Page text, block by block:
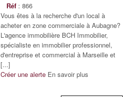
Réf : 866
Vous êtes à la recherche d'un local à
acheter en zone commerciale à Aubagne?
L'agence immobilière BCH Immobilier,
spécialiste en immobilier professionnel,
d'entreprise et commercial à Marseille et
[...]
Créer une alerte En savoir plus